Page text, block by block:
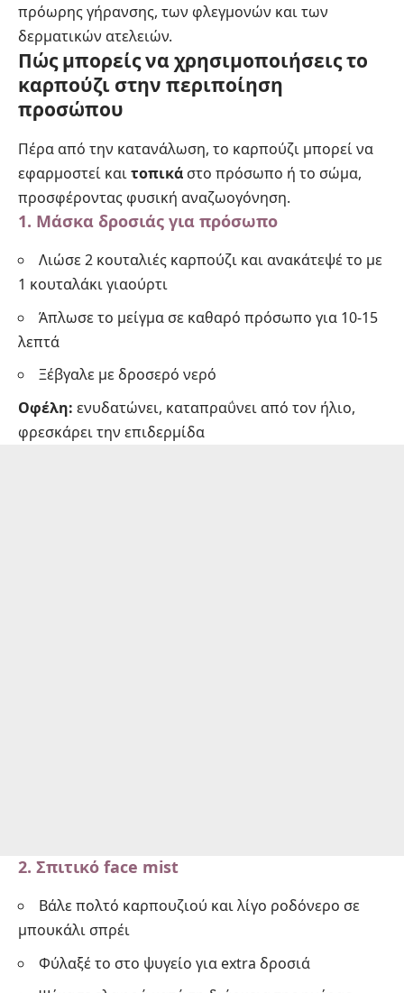
πρόωρης γήρανσης, των φλεγμονών και των
δερματικών ατελειών.
Πώς μπορείς να χρησιμοποιήσεις το
καρπούζι στην περιποίηση
προσώπου
Πέρα από την κατανάλωση, το καρπούζι μπορεί να
εφαρμοστεί καιτοπικά στο πρόσωπο ή το σώμα,
προσφέροντας φυσική αναζωογόνηση.
1. Μάσκα δροσιάς για πρόσωπο
Λιώσε 2 κουταλιές καρπούζι και ανακάτεψέ το με
1 κουταλάκι γιαούρτι
Άπλωσε το μείγμα σε καθαρό πρόσωπο για 10-15
λεπτά
Ξέβγαλε με δροσερό νερό
Οφέλη: ενυδατώνει, καταπραΰνει από τον ήλιο,
φρεσκάρει την επιδερμίδα
2. Σπιτικό face mist
Βάλε πολτό καρπουζιού και λίγο ροδόνερο σε
μπουκάλι σπρέι
Φύλαξέ το στο ψυγείο για extra δροσιά